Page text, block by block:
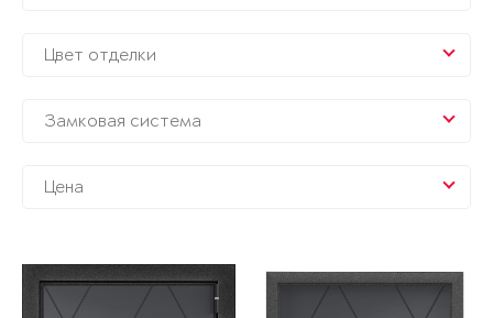
Цвет отделки
Замковая система
Цена